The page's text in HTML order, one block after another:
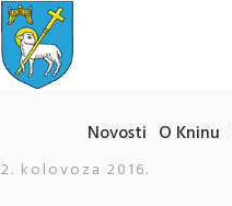
Novosti O Kninu
2. kolovoza 2016.